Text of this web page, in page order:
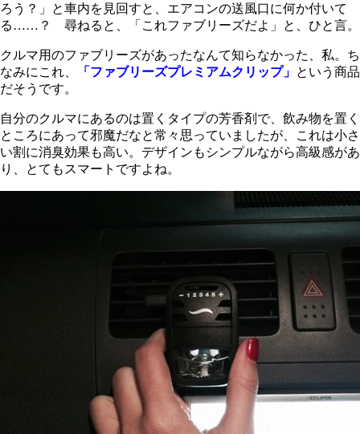
ろう？」と車内を見回すと、エアコンの送風口に何か付いて
る……？ 尋ねると、「これファブリーズだよ」と、ひと言。
クルマ用のファブリーズがあったなんて知らなかった、私。ち
なみにこれ、
「ファブリーズプレミアムクリップ」 という商品
だそうです。
自分のクルマにあるのは置くタイプの芳香剤で、飲み物を置く
ところにあって邪魔だなと常々思っていましたが、これは小さ
い割に消臭効果も高い。デザインもシンプルながら高級感があ
り、とてもスマートですよね。